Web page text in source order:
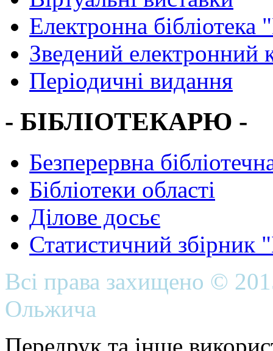
Електронна
Зведений електронний
Періодичні видання
- БІБЛІОТЕКАРЮ -
Безперервна
Бібліотеки області
Ділове досьє
Статистичний
Всі права захищено ©
Ольжича